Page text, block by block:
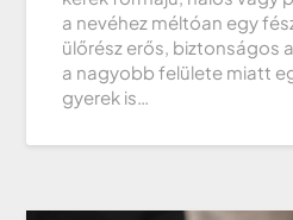
a nevéhez méltóan egy
ülőrész erős, biztonságos
a nagyobb felülete miatt
gyerek is…